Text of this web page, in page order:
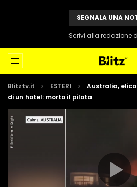
SEGNALA UNA
Scrivi alla redazione
Blitztv.it ESTERI
Australia,
di un hotel: morto il pilota